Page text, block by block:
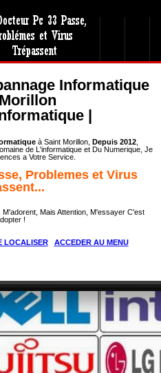
Informatique
|
à Saint Morillon, Depuis 2012
de L'informatique et Du Numerique, Je
a Votre Service.
Problemes et Virus
Mais Attention, M'essayer C'est
!
LOCALISER ACCEDER AU MENU